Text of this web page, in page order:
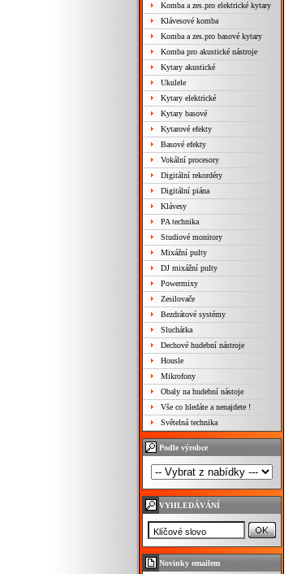
Komba a zes.pro elektrické kytary
Klávesové komba
Komba a zes.pro basové kytary
Komba pro akustické nástroje
Kytary akustické
Ukulele
Kytary elektrické
Kytary basové
Kytarové efekty
Basové efekty
Vokální procesory
Digitální rekordéry
Digitální piána
Klávesy
PA technika
Studiové monitory
Mixážní pulty
DJ mixážní pulty
Powermixy
Zesilovače
Bezdrátové systémy
Sluchátka
Dechové hudební nástroje
Housle
Mikrofony
Obaly na hudební nástoje
Vše co hledáte a nenajdete !
Světelná technika
Podle výrobce
VYHLEDÁVÁNÍ
Novinky emailem